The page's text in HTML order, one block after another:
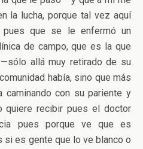
la lucha, porque tal vez aquí
pues que se le enfermó un
de campo, que es la que
allá muy retirado de su
había, sino que más
caminando con su pariente y
quiere recibir pues el doctor
pues porque ve que es
si es gente que lo ve blanco o